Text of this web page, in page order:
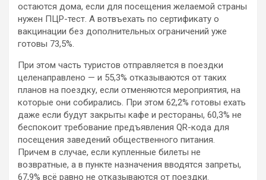
остаются дома, если для посещения желаемой страны
нужен ПЦР-тест. А вотвъехать по сертификату о
вакцинации без дополнительных ограничений уже
готовы 73,5%.
При этом часть туристов отправляется в поездки
целенаправлено — и 55,3% отказываются от таких
планов на поездку, если отменяются мероприятия, на
которые они собирались. При этом 62,2% готовы ехать
даже если будут закрыты кафе и рестораны, 60,3% не
беспокоит требование предъявления QR-кода для
посещения заведений общественного питания.
Причем в случае, если купленные билеты не
возвратные, а в пункте назначения вводятся запреты,
67,9% всё равно не отказываются от поездки.